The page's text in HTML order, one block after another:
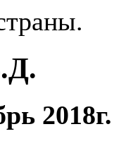
2018г.